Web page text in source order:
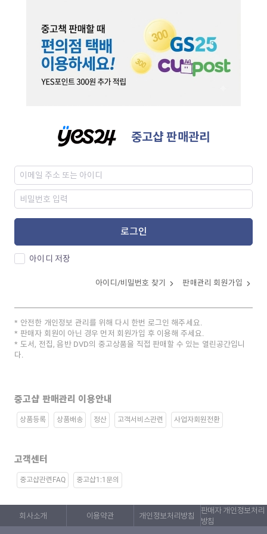
중고샵 판매관리
로그인
아이디 저장
아이디/비밀번호 찾기 판매관리 회원가입
안전한 개인정보 관리를 위해 다시 한번 로그인 해주세요.
판매자 회원이 아닌 경우 먼저 회원가입 후 이용해 주세요.
도서, 전집, 음반 DVD의 중고상품을 직접 판매할 수 있는 열린공간입니
다.
중고샵 판매관리 이용안내
상품등록 상품배송 정산 고객서비스관련 사업자회원전환
고객센터
중고샵관련FAQ 중고샵1:1문의
회사소개 이용약관 개인정보처리방침
판매자 개인정보처리
방침